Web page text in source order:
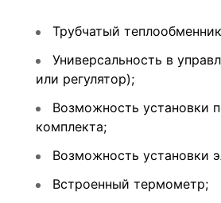
Трубчатый
Универсальность в
или регулятор);
Возможность установки
комплекта;
Возможность установки
Встроенный термометр;